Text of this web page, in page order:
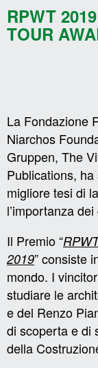
RPWT
TOUR
La Fondazione
Niarchos
Gruppen, The
Publications,
migliore tesi di
l’importanza
Il Premio“
2019”consiste
mondo. I
studiare le
e del Renzo
di scoperta e di
della